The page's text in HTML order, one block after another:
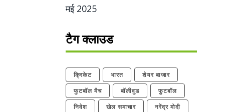
मई 2025
टैग क्लाउड
क्रिकेट भारत
शेयर बाजार
फुटबॉल मैच
बॉलीवुड
फुटबॉल
निवेश
खेल समाचार
नरेंद्र मोदी